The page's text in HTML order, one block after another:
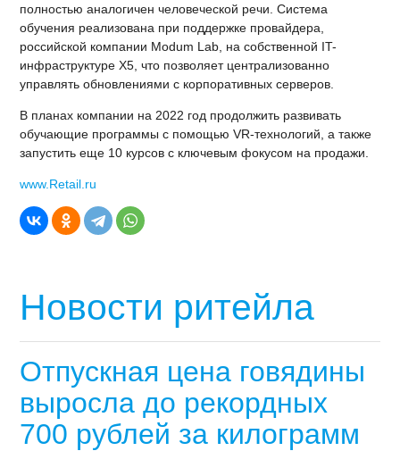
полностью аналогичен человеческой речи. Система
обучения реализована при поддержке провайдера,
российской компании Modum Lab, на собственной IT-
инфраструктуре Х5, что позволяет централизованно
управлять обновлениями с корпоративных серверов.
В планах компании на 2022 год продолжить развивать
обучающие программы с помощью VR-технологий, а также
запустить еще 10 курсов с ключевым фокусом на продажи.
www.Retail.ru
Новости ритейла
Отпускная цена говядины
выросла до рекордных
700 рублей за килограмм